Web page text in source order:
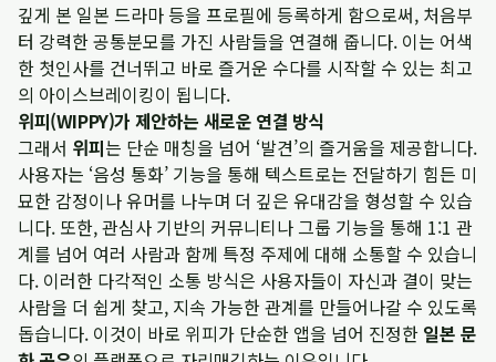
깊게 본 일본 드라마 등을 프로필에 등록하게 함으로써, 처음부
터 강력한 공통분모를 가진 사람들을 연결해 줍니다. 이는 어색
한 첫인사를 건너뛰고 바로 즐거운 수다를 시작할 수 있는 최고
의 아이스브레이킹이 됩니다.
위피(WIPPY)가 제안하는 새로운 연결 방식
그래서 위피는 단순 매칭을 넘어 ‘발견’의 즐거움을 제공합니다.
사용자는 ‘음성 통화’ 기능을 통해 텍스트로는 전달하기 힘든 미
묘한 감정이나 유머를 나누며 더 깊은 유대감을 형성할 수 있습
니다. 또한, 관심사 기반의 커뮤니티나 그룹 기능을 통해 1:1 관
계를 넘어 여러 사람과 함께 특정 주제에 대해 소통할 수 있습니
다. 이러한 다각적인 소통 방식은 사용자들이 자신과 결이 맞는
사람을 더 쉽게 찾고, 지속 가능한 관계를 만들어나갈 수 있도록
돕습니다. 이것이 바로 위피가 단순한 앱을 넘어 진정한 일본 문